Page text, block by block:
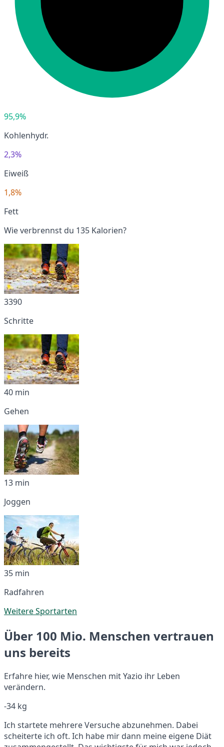
95,9%
Kohlenhydr.
2,3%
Eiweiß
1,8%
Fett
Wie verbrennst du 135 Kalorien?
3390
Schritte
40 min
Gehen
13 min
Joggen
35 min
Radfahren
Weitere Sportarten
Über 100 Mio. Menschen vertrauen
uns bereits
Erfahre hier, wie Menschen mit Yazio ihr Leben
verändern.
-34 kg
Ich startete mehrere Versuche abzunehmen. Dabei
scheiterte ich oft. Ich habe mir dann meine eigene Diät